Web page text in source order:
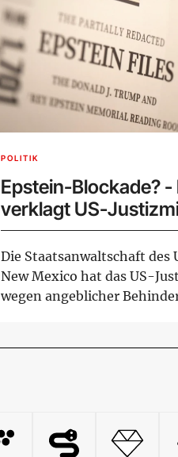
POLITIK
Epstein-Blockade?
verklagt US-
Die Staatsanwaltschaft des
New Mexico hat das US-
wegen angeblicher